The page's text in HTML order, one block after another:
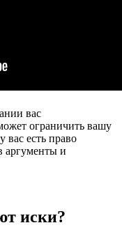
вас
ограничить вашу
вас есть право
аргументы и
иски?